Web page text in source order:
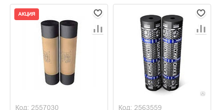
АКЦИЯ
Код: 2557030 Код: 2563559